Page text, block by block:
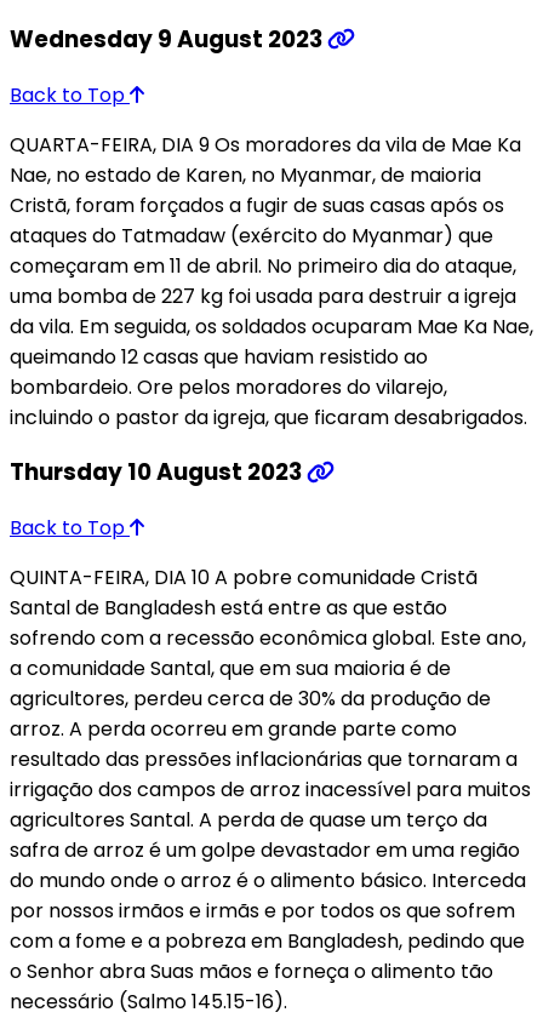
Wednesday 9 August 2023
Back to Top
QUARTA-FEIRA, DIA 9 Os moradores da vila de Mae Ka
Nae, no estado de Karen, no Myanmar, de maioria
Cristã, foram forçados a fugir de suas casas após os
ataques do Tatmadaw (exército do Myanmar) que
começaram em 11 de abril. No primeiro dia do ataque,
uma bomba de 227 kg foi usada para destruir a igreja
da vila. Em seguida, os soldados ocuparam Mae Ka Nae,
queimando 12 casas que haviam resistido ao
bombardeio. Ore pelos moradores do vilarejo,
incluindo o pastor da igreja, que ficaram desabrigados.
Thursday 10 August 2023
Back to Top
QUINTA-FEIRA, DIA 10 A pobre comunidade Cristã
Santal de Bangladesh está entre as que estão
sofrendo com a recessão econômica global. Este ano,
a comunidade Santal, que em sua maioria é de
agricultores, perdeu cerca de 30% da produção de
arroz. A perda ocorreu em grande parte como
resultado das pressões inflacionárias que tornaram a
irrigação dos campos de arroz inacessível para muitos
agricultores Santal. A perda de quase um terço da
safra de arroz é um golpe devastador em uma região
do mundo onde o arroz é o alimento básico. Interceda
por nossos irmãos e irmãs e por todos os que sofrem
com a fome e a pobreza em Bangladesh, pedindo que
o Senhor abra Suas mãos e forneça o alimento tão
necessário (Salmo 145.15-16).